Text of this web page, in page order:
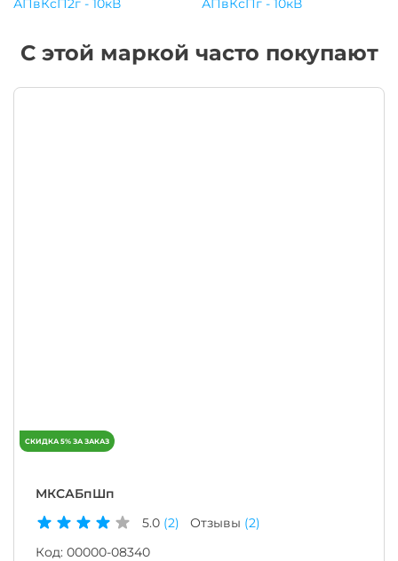
АПвКсП2г - 10кВ
АПвКсПг - 10кВ
С этой маркой часто покупают
МКСАБпШп
5.0 (2) Отзывы (2)
Код: 00000-08340